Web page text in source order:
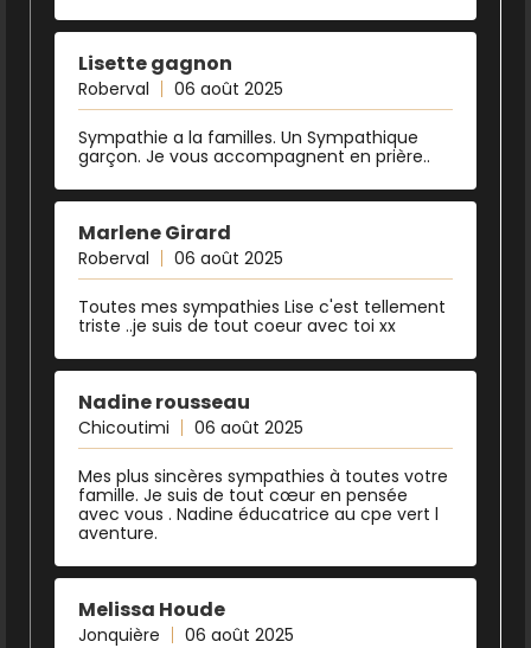
Lisette gagnon
Roberval 06 août 2025
Sympathie a la familles. Un Sympathique
garçon. Je vous accompagnent en prière..
Marlene Girard
Roberval 06 août 2025
Toutes mes sympathies Lise c'est tellement
triste ..je suis de tout coeur avec toi xx
Nadine rousseau
Chicoutimi 06 août 2025
Mes plus sincères sympathies à toutes votre
famille. Je suis de tout cœur en pensée
avec vous . Nadine éducatrice au cpe vert l
aventure.
Melissa Houde
Jonquière 06 août 2025